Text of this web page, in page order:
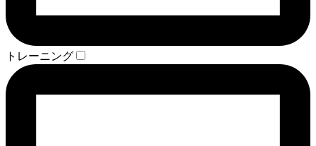
トレーニング